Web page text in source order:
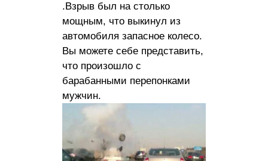
.Взрыв был на столько
мощным, что выкинул из
автомобиля запасное колесо.
Вы можете себе представить,
что произошло с
барабанными перепонками
мужчин.